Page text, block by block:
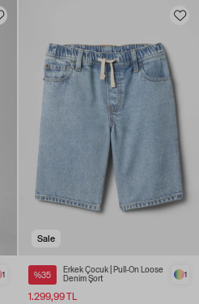
1
Sale
%35
Erkek Çocuk | Pull-On Loose
Denim Şort
1.299,99 TL
1